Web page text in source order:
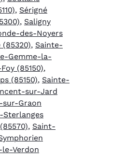
, Sérigné
, Saligny
des-Noyers
(85320), Sainte-
Gemme-la-
(85150),
(85150), Sainte-
sur-Jard
sur-Graon
Sterlanges
, Saint-
Verdon